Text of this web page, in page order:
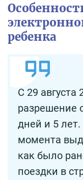
ребенка
С 29 августа
разрешение
дней и 5
момента
как было
поездки в